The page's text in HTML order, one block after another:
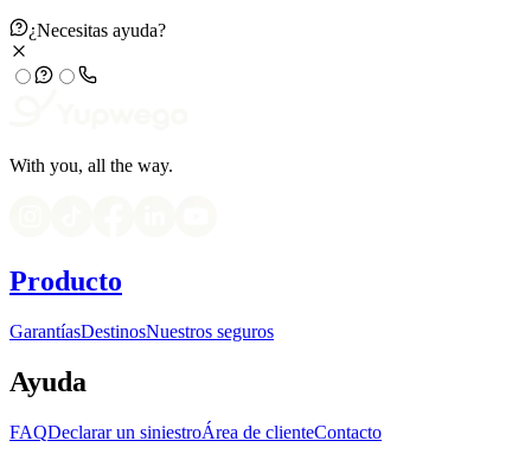
¿Necesitas ayuda?
With you, all the way.
Producto
GarantíasDestinosNuestros seguros
Ayuda
FAQDeclarar un siniestroÁrea de clienteContacto